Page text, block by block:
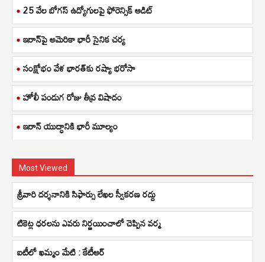
25 వేల బోగస్ ఉద్యోగులపై ఫోరెన్సిక్ ఆడిట్
ఇరాన్‌పై అమెరికా భారీ సైనిక చర్య
సంక్షోభం వేళ భారత్‌కు రష్యా భరోసా
హోలీ పండుగ రోజు తీవ్ర విషాదం
ఇరాన్ యుద్ధానికి భారీ మూల్యం
Most Viewed
శ్రీవారి దర్శనానికి సిఫార్సు లేఖల స్వీకరణ రద్దు
టికెట్ల ధరలను ఎవరు నిర్ణయించాలో చెప్పిన వర్మ
ఐటీలో ఖమ్మం మేటి : కేటీఆర్